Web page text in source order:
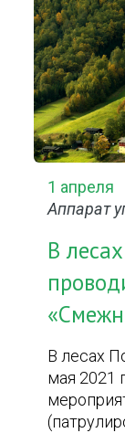
1 апреля
Аппарат
В
В лесах
мая 2021